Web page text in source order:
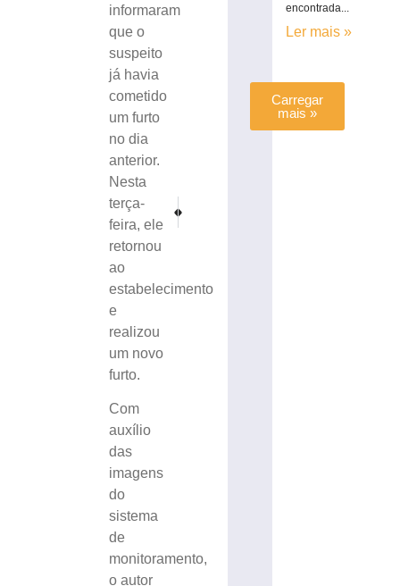
informaram
que o
suspeito
já havia
cometido
um furto
no dia
anterior.
Nesta
terça-
feira, ele
retornou
ao
estabelecimento
e
realizou
um novo
furto.
Com
auxílio
das
imagens
do
sistema
de
monitoramento,
o autor
PM encontra droga com menor durante abordagem em
Carregar
mais »
encontrada...
Ler mais »